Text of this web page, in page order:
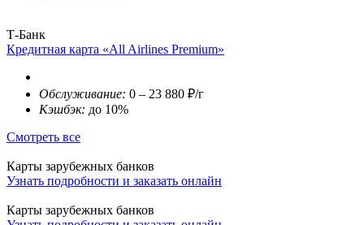
Т-Банк
Кредитная карта «All Airlines Premium»
Обслуживание: 0 – 23 880 ₽/г
Кэшбэк: до 10%
Смотреть все
Карты зарубежных банков
Узнать подробности и заказать онлайн
Карты зарубежных банков